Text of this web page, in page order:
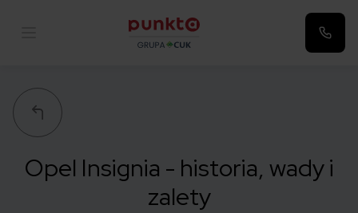
Opel Insignia - historia, wady i
zalety